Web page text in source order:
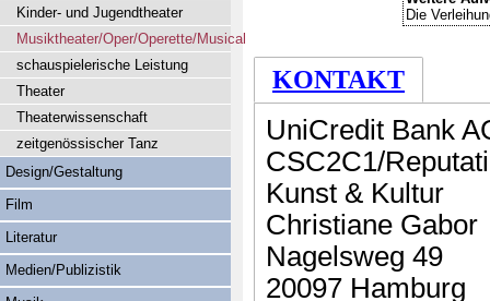
Die
KONTAKT
UniCredit Bank
CSC2C1/
Kunst & Kultur
Christiane Gabor
Nagelsweg 49
20097 Hamburg
Kinder- und Jugendtheater
Musiktheater/Oper/Operette/Musical
schauspielerische Leistung
Theater
Theaterwissenschaft
zeitgenössischer Tanz
Design/Gestaltung
Film
Literatur
Medien/Publizistik